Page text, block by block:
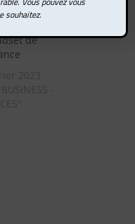
de
souhaitez.